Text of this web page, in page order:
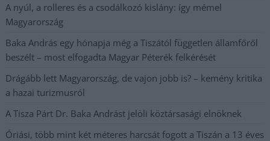
A nyúl, a rolleres és a csodálkozó kislány: így mémel
Magyarország
Baka András egy hónapja még a Tiszától független államfőről
beszélt – most elfogadta Magyar Péterék felkérését
Drágább lett Magyarország, de vajon jobb is? – kemény kritika
a hazai turizmusról
A Tisza Párt Dr. Baka Andrást jelöli köztársasági elnöknek
Óriási, több mint két méteres harcsát fogott a Tiszán a 13 éves